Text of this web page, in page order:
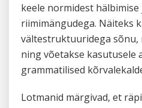
keele normidest hälbimise
riimimängudega. Näiteks
vältestruktuuridega sõnu,
ning võetakse kasutusele
grammatilised
Lotmanid märgivad, et